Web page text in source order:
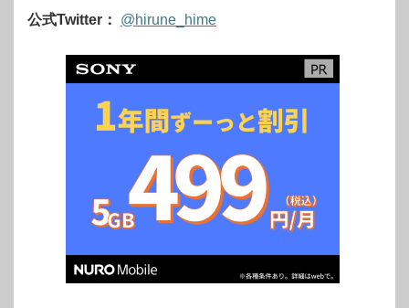
公式Twitter： @hirune_hime